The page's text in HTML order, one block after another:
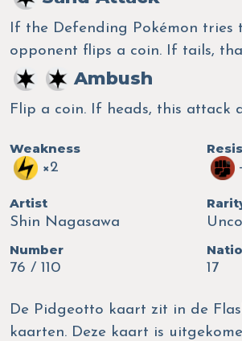
If the Defending Pokémon
opponent flips a coin. If tails,
Ambush
Flip a coin. If heads, this attack
Weakness
×2
Artist
Shin Nagasawa
Number
76 / 110
17
De Pidgeotto kaart zit in de
kaarten. Deze kaart is